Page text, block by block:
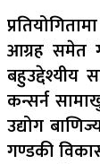
आग्रह समेत
बहुउद्देश्यीय
कन्सर्न
उद्योग
गण्डकी